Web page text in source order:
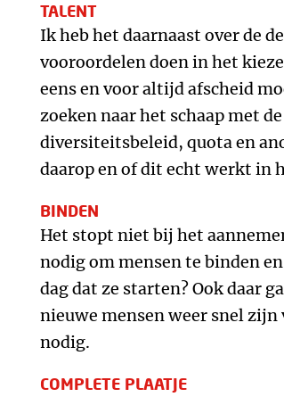
TALENT
Ik heb het daarnaast over de
vooroordelen doen in het
eens en voor altijd afscheid
zoeken naar het schaap met
diversiteitsbeleid, quota en
daarop en of dit echt werkt in
BINDEN
Het stopt niet bij het
nodig om mensen te binden
dag dat ze starten? Ook daar
nieuwe mensen weer snel
nodig.
COMPLETE PLAATJE